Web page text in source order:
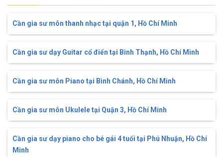
Cần gia sư môn thanh nhạc tại quận 1, Hồ Chí Minh
Cần gia sư dạy Guitar cổ điển tại Bình Thạnh, Hồ Chí Minh
Cần gia sư môn Piano tại Bình Chánh, Hồ Chí Minh
Cần gia sư môn Ukulele tại Quận 3, Hồ Chí Minh
Cần gia sư dạy piano cho bé gái 4 tuổi tại Phú Nhuận, Hồ Chí
Minh